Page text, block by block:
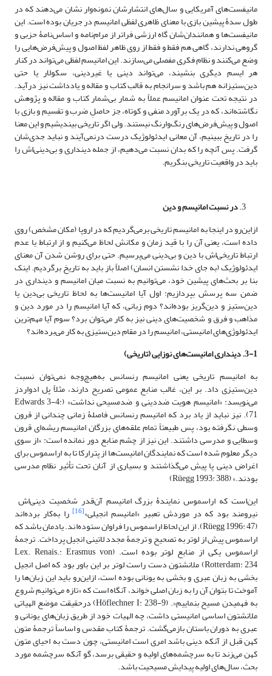
مانیفست‌های آمریکایی و سال‌های انتشارشان نمونه‌وار نشان می‌دهند که در
طول سدۀ پیشین بازی با معنای ظاهری لفظی امانیسم در جریان بوده است. این
مانیفست‌ها و همانندان‌شان گاه ارزشی فراتر از مرام‌نامه و اساس‌نامۀ حزبی و
گروهی ندارند، گاهی هم فقط و فقط از روی ظاهر لفظ اصول و پیش‌فرض‌هایی را
وضع می‌کنند و نظام فکری مفصلی می‌سازند. این امانیسم لفظی می‌تواند در کنار
هر ایسم دیگری بنشیند، می‌تواند دینی یا غیردینی، سکولار یا حتی
دین‌ستیزانه هم باشد و سرانجام به قالب کتاب و مقاله و یادداشت نیز درآید.
در نتیجه تحت عنوان امانیسم عملاً به شمار بی‌شمار کتاب و مقاله و پژوهش
نگاشته‌اند، که در یک برآورد منفی و کوتاه، جز حاصلِ ضرب ‌و تقسیم و بازی با
اصول و پیش‌فرض‌های رنگ‌وارنگ نیستند. ولی اگر تاریخی بیندیشیم و این معنا
را در تاریخ ببینیم، آن معانی ایدئولوژیک درست درنمی‌آیند و نباید جدی‌شان
گرفت. پس آنچه را که بدان نسبت می‌دهیم، از جمله دینداری و بی‌دینی‌اش را
باید در واقعیت تاریخی بنگریم.
در نسبت امانیسم و دین
ازاین‌رو در اینجا به امانیسم تاریخی برمی‌گردیم که در اروپا (مکان مشخص) روی
داده است، یعنی آن را با قید زمان و مکانش لحاظ می‌کنیم و از ارتباط یا عدم
ارتباط تاریخی‌اش با دین و بی‌دینی می‌پرسیم. حتی برای روشن شدن آن معنای
ایدئولوژیک (به جای خدا نشستن انسان) اصلاً باز باید به تاریخ برگردیم. اینک
بنا بر بحث‌های پیشین خود، می‌توانیم به نسبت میان امانیسم و دینداری در
ضمن سه پرسش بپردازیم: اول آیا امانیست‌ها به لحاظ تاریخی بی‌دین یا
دین‌ستیز و دین‌گریز بوده‌اند؟ دوم زبانی، که آیا امانیسم را در مورد دین و
مذاهب و فرق و شخصیت‌های دینی نیز به کار می‌توان برد؟ سوم آیا مهم‌ترین
ایدئولوژی‌های امانیستی، امانیسم را در مقام دین‌ستیزی به کار می‌برده‌اند؟
3-1. دینداری امانیست‌های نوزایی (تاریخی)
به امانیسم تاریخی یعنی امانیسم رنسانس به‌هیچ‌وجه نمی‌توان نسبت
دین‌ستیزی داد. بر این، غالب منابع عمومی تصریح دارند، مثلاً پل ادواردز
می‌نویسد: «امانیسم هویت ضددینی و ضدمسیحی نداشت» (Edwards 3-4:
71). نیز نباید از یاد برد که امانیسم رنسانس فاصلۀ زمانی چندانی از قرون
وسطی نگرفته بود، پس طبیعتاً تمام علقه‌های بزرگان امانیسم ریشه‌ای قرون
وسطایی و مدرسی داشتند. این نیز از چشم منابع دور نمانده است: «از سوی
‌دیگر معلوم شده است که نمایندگان امانیست‌ها از پترارکا تا به اراسموس برای
اغراض دینی پا پیش می‌گذاشتند و بسیاری از آنان تحت تأثیر نظام مدرسی
بودند.» (Rüegg 1993: 388)
این‌است‌ که اراسموس نمایندۀ بزرگ امانیسم آن‌قدر شخصیت دینی‌اش
نیرومند بود که در موردش تعبیر «امانیسم انجیلی»[16] را به‌کار برده‌اند
(Rüegg 1996: 47). از این لحاظ اراسموس را فراوان ستوده‌اند. یادمان باشد که
اراسموس پیش از لوتر به تصحیح و ترجمۀ مجدد لاتینی انجیل پرداخت. ترجمۀ
اراسموس یکی از منابع لوتر بوده است. (Lex. Renais.: Erasmus von
Rotterdam: 234) ملانشتون دست راست لوتر بر این باور بود که اصل انجیل
بخشی به زبان عبری و بخشی به یونانی بوده است، ازاین‌رو باید این زبان‌ها را
آموخت تا بتوان آن را به زبان اصلی خواند، آنگاه است که «تازه می‌توانیم شروع
به فهمیدن مسیح بنماییم». (Höflechner I: 238-9) درحقیقت موضع الهیاتی
ملانشتون اساسی امانیستی داشت، چه الهیات خود از طریق زبان‌های یونانی و
عبری به دوران باستان بازمی‌گشت. ترجمۀ کتاب مقدس و اساساً ترجمۀ متون
کهن قبل از آنکه دینی باشد امری است امانیستی، چون دست به احیای متون
کهن می‌زند تا به سرچشمه‌های اولیه و حقیقی برسد، گو آنکه سرچشمه مورد
بحث، سال‌های اولیه پیدایش مسیحیت باشد.